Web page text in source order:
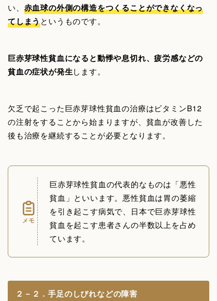
い、 赤血球の外側の構造をつくることができなくなっ
てしまうというものです。
巨赤芽球性貧血になると動悸や息切れ、疲労感などの
貧血の症状が発生します。
欠乏で起こった巨赤芽球性貧血の治療はビタミンB12
の注射をすることから始まりますが、貧血が改善した
後も治療を継続することが必要となります。
メモ
巨赤芽球性貧血の代表的なものは「悪性
貧血」といいます。悪性貧血は胃の萎縮
を引き起こす病気で、日本で巨赤芽球性
貧血を起こす患者さんの半数以上を占め
ています。
２－２．手足のしびれなどの障害